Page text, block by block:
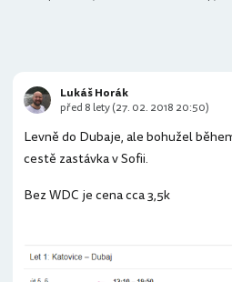
Levně do Dubaje, ale bohužel
cestě zastávka v Sofii.
Bez WDC je cena cca 3,5k
Lukáš Horák
před 8 lety (27. 02. 2018 20:50)